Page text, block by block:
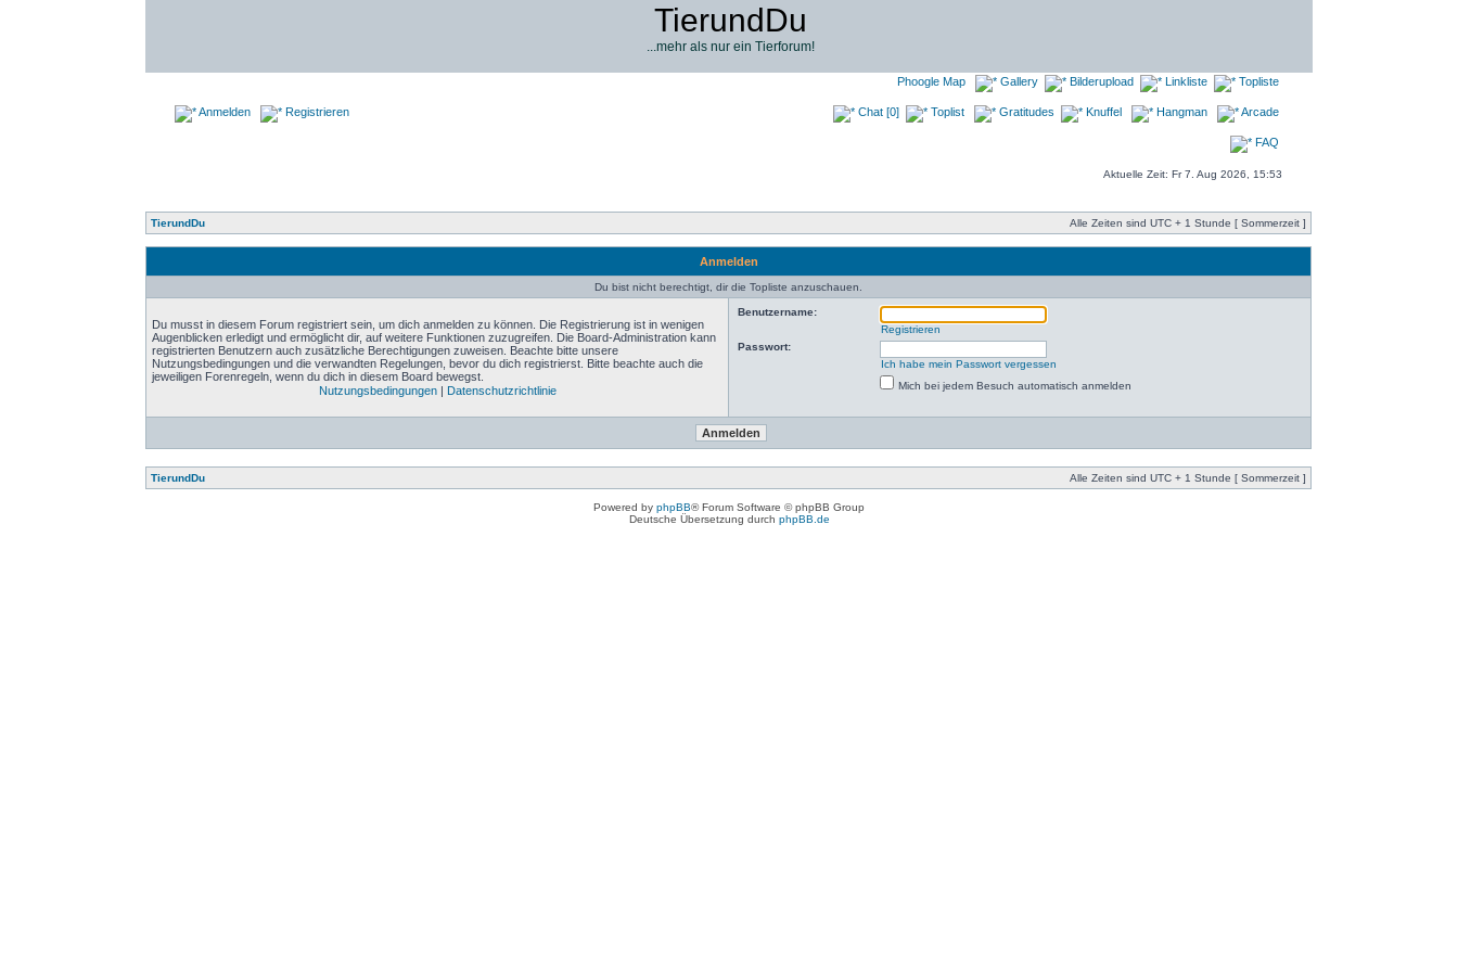
TierundDu
...mehr als nur ein Tierforum!
Anmelden Registrieren
Phoogle Map Gallery Bilderupload Linkliste Topliste
Chat [0] Toplist Gratitudes Knuffel Hangman Arcade
FAQ
Aktuelle Zeit: Fr 7. Aug 2026, 15:53
TierundDu Alle Zeiten sind UTC + 1 Stunde [ Sommerzeit ]
Anmelden
Du bist nicht berechtigt, dir die Topliste anzuschauen.
Du musst in diesem Forum registriert sein, um dich anmelden zu können. Die Registrierung ist in wenigen
Augenblicken erledigt und ermöglicht dir, auf weitere Funktionen zuzugreifen. Die Board-Administration kann
registrierten Benutzern auch zusätzliche Berechtigungen zuweisen. Beachte bitte unsere
Nutzungsbedingungen und die verwandten Regelungen, bevor du dich registrierst. Bitte beachte auch die
jeweiligen Forenregeln, wenn du dich in diesem Board bewegst.
Nutzungsbedingungen| Datenschutzrichtlinie
Benutzername:
Registrieren
Passwort:
Ich habe mein Passwort vergessen
Mich bei jedem Besuch automatisch anmelden
TierundDu Alle Zeiten sind UTC + 1 Stunde [ Sommerzeit ]
Powered by phpBB® Forum Software © phpBB Group
Deutsche Übersetzung durch phpBB.de